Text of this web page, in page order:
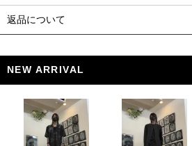
返品について
NEW ARRIVAL